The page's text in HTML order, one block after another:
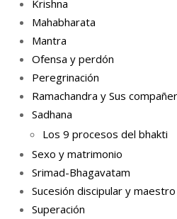
Krishna
Mahabharata
Mantra
Ofensa y perdón
Peregrinación
Ramachandra y Sus
Sadhana
Los 9 procesos del bhakti
Sexo y matrimonio
Srimad-Bhagavatam
Sucesión discipular y
Superación